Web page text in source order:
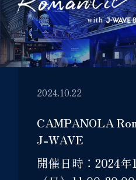
2024.10.22
CAMPANOLA
J-WAVE
開催日時：2024年